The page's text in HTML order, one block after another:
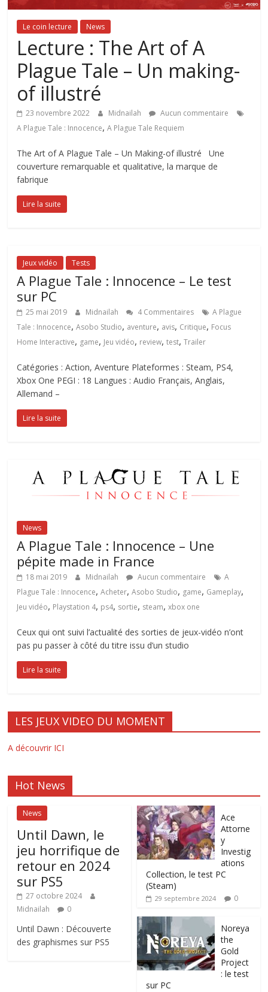
Le coin lecture News
Lecture : The Art of A
Plague Tale – Un making-
of illustré
23 novembre 2022 Midnailah
Aucun commentaire
A Plague Tale : Innocence,A Plague Tale Requiem
The Art of A Plague Tale – Un Making-of illustré Une
couverture remarquable et qualitative, la marque de
fabrique
Lire la suite
Jeux vidéo Tests
A Plague Tale : Innocence – Le test
sur PC
25 mai 2019 Midnailah 4 Commentaires
A Plague
Tale : Innocence,Asobo Studio, aventure, avis, Critique, Focus
Home Interactive, game, Jeu vidéo, review,test,Trailer
Catégories : Action, Aventure Plateformes : Steam, PS4,
Xbox One PEGI : 18 Langues : Audio Français, Anglais,
Allemand –
Lire la suite
News
A Plague Tale : Innocence – Une
pépite made in France
18 mai 2019 Midnailah Aucun commentaire
A
Plague Tale : Innocence,Acheter,Asobo Studio, game, Gameplay,
Jeu vidéo, Playstation 4, ps4, sortie, steam,xbox one
Ceux qui ont suivi l’actualité des sorties de jeux-vidéo n’ont
pas pu passer à côté du titre issu d’un studio
Lire la suite
LES JEUX VIDEO DU MOMENT
A découvrir ICI
Hot News
News
Until Dawn, le
jeu horrifique de
retour en 2024
sur PS5
27 octobre 2024
Midnailah
0
Until Dawn : Découverte
des graphismes sur PS5
Ace
Attorne
y
Investig
ations
Collection, le test PC
(Steam)
29 septembre 2024 0
Noreya
the
Gold
Project
: le test
sur PC